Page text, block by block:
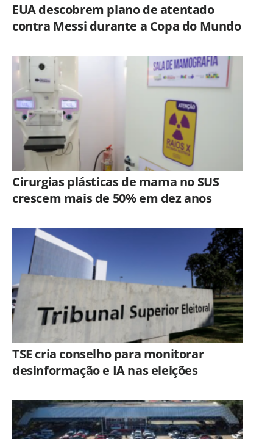
EUA descobrem plano de atentado
contra Messi durante a Copa do Mundo
Cirurgias plásticas de mama no SUS
crescem mais de 50% em dez anos
TSE cria conselho para monitorar
desinformação e IA nas eleições